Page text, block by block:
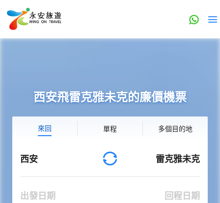
西安飛雷克雅未克的廉價機票
來回 單程 多個目的地
西安 雷克雅未克
出發日期 回程日期